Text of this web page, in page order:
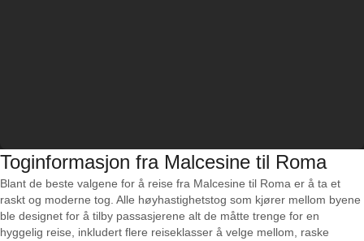
Toginformasjon fra Malcesine til Roma
Blant de beste valgene for å reise fra Malcesine til Roma er å ta et
raskt og moderne tog. Alle høyhastighetstog som kjører mellom byene
ble designet for å tilby passasjerene alt de måtte trenge for en
hyggelig reise, inkludert flere reiseklasser å velge mellom, raske